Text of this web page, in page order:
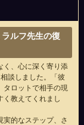
ルフ先生の復
く、心に深く寄り添
談しました。「彼
タロットで相手の現
く教えてくれまし
実的なステップ、さ